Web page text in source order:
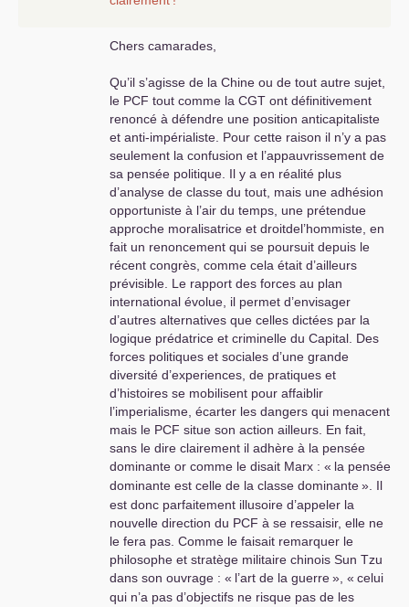
Chers camarades,
Qu’il s’agisse de la Chine ou de tout autre sujet,
le PCF tout comme la CGT ont définitivement
renoncé à défendre une position anticapitaliste
et anti-impérialiste. Pour cette raison il n’y a pas
seulement la confusion et l’appauvrissement de
sa pensée politique. Il y a en réalité plus
d’analyse de classe du tout, mais une adhésion
opportuniste à l’air du temps, une prétendue
approche moralisatrice et droitdel’hommiste, en
fait un renoncement qui se poursuit depuis le
récent congrès, comme cela était d’ailleurs
prévisible. Le rapport des forces au plan
international évolue, il permet d’envisager
d’autres alternatives que celles dictées par la
logique prédatrice et criminelle du Capital. Des
forces politiques et sociales d’une grande
diversité d’experiences, de pratiques et
d’histoires se mobilisent pour affaiblir
l’imperialisme, écarter les dangers qui menacent
mais le PCF situe son action ailleurs. En fait,
sans le dire clairement il adhère à la pensée
dominante or comme le disait Marx : « la pensée
dominante est celle de la classe dominante». Il
est donc parfaitement illusoire d’appeler la
nouvelle direction du PCF à se ressaisir, elle ne
le fera pas. Comme le faisait remarquer le
philosophe et stratège militaire chinois Sun Tzu
dans son ouvrage : « l’art de la guerre», « celui
qui n’a pas d’objectifs ne risque pas de les